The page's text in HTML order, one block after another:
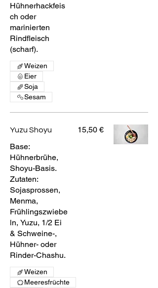
Hühnerhackfeis
ch oder
marinierten
Rindfleisch
(scharf).
Weizen
Eier
Soja
Sesam
Yuzu Shoyu
Base:
Hühnerbrühe,
Shoyu-Basis.
Zutaten:
Sojasprossen,
Menma,
Frühlingszwiebe
ln, Yuzu, 1/2 Ei
& Schweine-,
Hühner- oder
Rinder-Chashu.
15,50 €
Weizen
Meeresfrüchte